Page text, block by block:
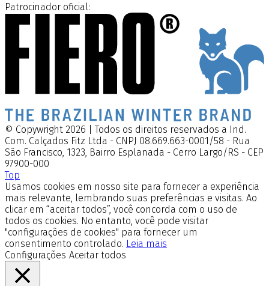
Patrocinador oficial:
© Copywright 2026 | Todos os direitos reservados a Ind.
Com. Calçados Fitz Ltda - CNPJ 08.669.663-0001/58 - Rua
São Francisco, 1323, Bairro Esplanada - Cerro Largo/RS - CEP
97900-000
Top
Usamos cookies em nosso site para fornecer a experiência
mais relevante, lembrando suas preferências e visitas. Ao
clicar em “aceitar todos”, você concorda com o uso de
todos os cookies. No entanto, você pode visitar
"configurações de cookies" para fornecer um
consentimento controlado. Leia mais
Configurações Aceitar todos